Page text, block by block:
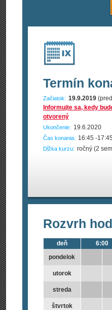
Termín
Začiatok: 19.9.2019
Informujte sa, kedy
otvorený
Ukončenie: 19.6.2020
Čas konania: 16:45 -17:45
Dĺžka kurzu: ročný (2
Rozvrh
deň
pondelok
utorok
streda
štvrtok
6:00